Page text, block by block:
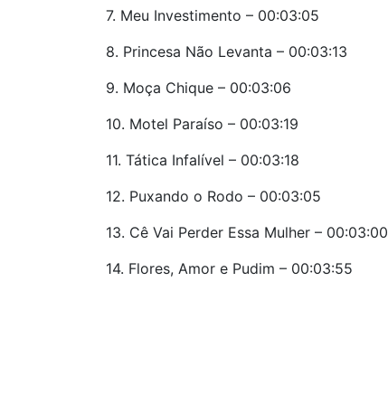
7. Meu Investimento – 00:03:05
8. Princesa Não Levanta – 00:03:13
9. Moça Chique – 00:03:06
10. Motel Paraíso – 00:03:19
11. Tática Infalível – 00:03:18
12. Puxando o Rodo – 00:03:05
13. Cê Vai Perder Essa Mulher – 00:03:00
14. Flores, Amor e Pudim – 00:03:55